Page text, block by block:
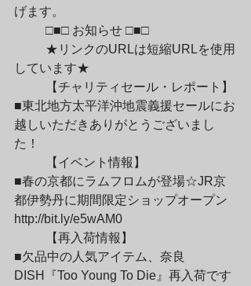
げます。
	□■□ お知らせ □■□
しています★
■東北地方太平洋沖地震義援セールにお
越しいただきありがとうございまし
た！
■春の京都にラムフロムが登場☆JR京
都伊勢丹に期間限定ショップオープン
http://bit.ly/e5wAM0
■欠品中の人気アイテム、奈良
DISH『Too Young To Die』再入荷です